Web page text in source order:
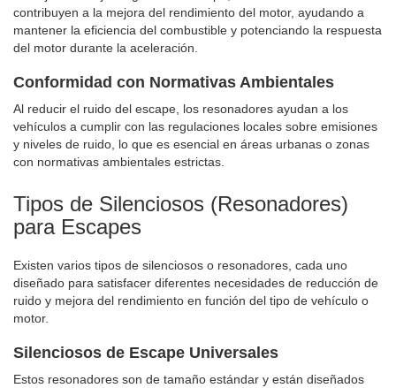
contribuyen a la mejora del rendimiento del motor, ayudando a
mantener la eficiencia del combustible y potenciando la respuesta
del motor durante la aceleración.
Conformidad con Normativas Ambientales
Al reducir el ruido del escape, los resonadores ayudan a los
vehículos a cumplir con las regulaciones locales sobre emisiones
y niveles de ruido, lo que es esencial en áreas urbanas o zonas
con normativas ambientales estrictas.
Tipos de Silenciosos (Resonadores)
para Escapes
Existen varios tipos de silenciosos o resonadores, cada uno
diseñado para satisfacer diferentes necesidades de reducción de
ruido y mejora del rendimiento en función del tipo de vehículo o
motor.
Silenciosos de Escape Universales
Estos resonadores son de tamaño estándar y están diseñados